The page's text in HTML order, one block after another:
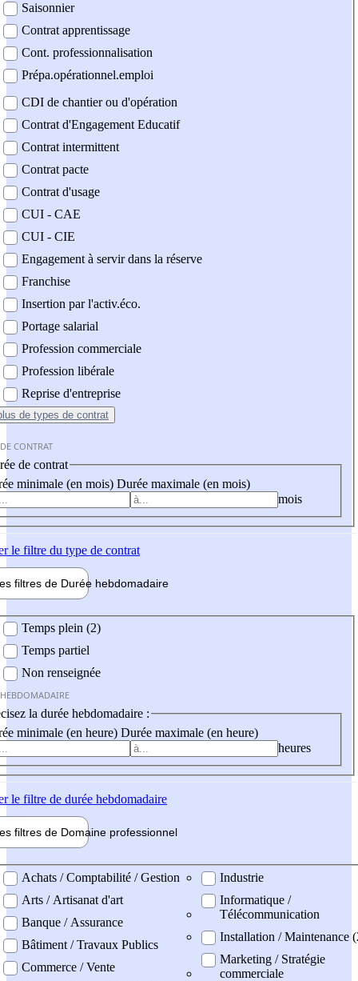
Saisonnier
Contrat apprentissage
Cont. professionnalisation
Prépa.opérationnel.emploi
CDI de chantier ou d'opération
Contrat d'Engagement Educatif
Contrat intermittent
Contrat pacte
Contrat d'usage
CUI - CAE
CUI - CIE
Engagement à servir dans la réserve
Franchise
Insertion par l'activ.éco.
Portage salarial
Profession commerciale
Profession libérale
Reprise d'entreprise
de types de contrat
CONTRAT
de contrat
minimale (en mois) Durée maximale (en mois)
mois
le filtre du type de contrat
filtres de Durée hebdomadaire
Temps plein (2)
Temps partiel
Non renseignée
la durée hebdomadaire :
minimale (en heure) Durée maximale (en heure)
heures
le filtre de durée hebdomadaire
filtres de Domaine professionnel
professionel
Achats / Comptabilité / Gestion
Arts / Artisanat d'art
Banque / Assurance
Bâtiment / Travaux Publics
Commerce / Vente
Industrie
Informatique /
Télécommunication
Installation / Maintenance
Marketing / Stratégie
commerciale